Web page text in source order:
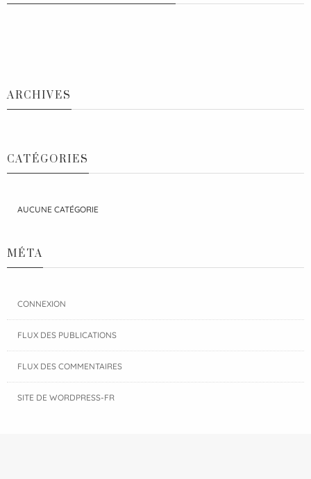
ARCHIVES
CATÉGORIES
AUCUNE CATÉGORIE
MÉTA
CONNEXION
FLUX DES PUBLICATIONS
FLUX DES COMMENTAIRES
SITE DE WORDPRESS-FR